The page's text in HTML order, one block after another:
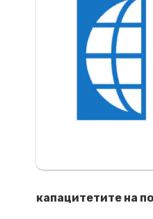
капацитетите на